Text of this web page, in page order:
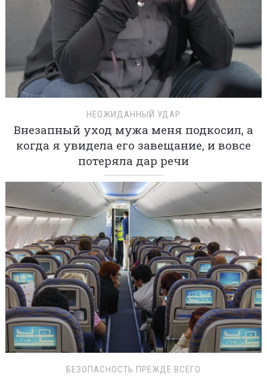
НЕОЖИДАННЫЙ УДАР
Внезапный уход мужа меня подкосил, а
когда я увидела его завещание, и вовсе
потеряла дар речи
БЕЗОПАСНОСТЬ ПРЕЖДЕ ВСЕГО